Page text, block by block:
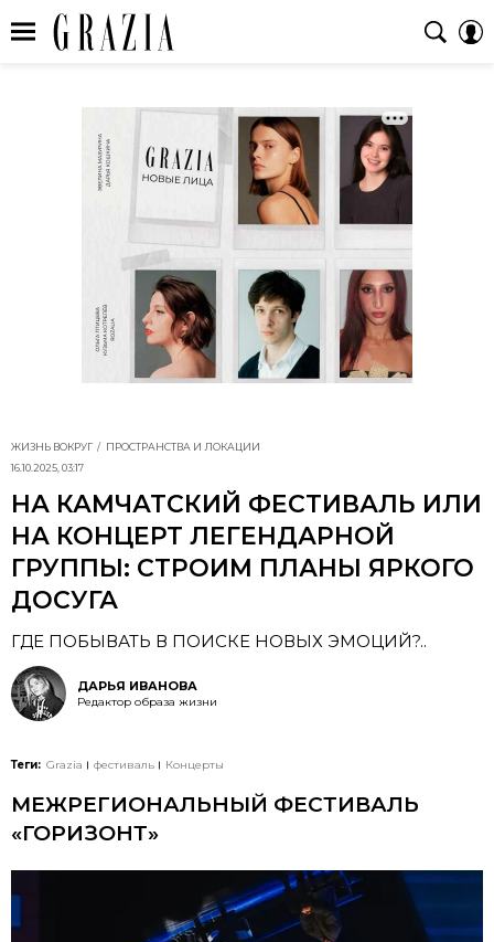
ЖИЗНЬ ВОКРУГ
ПРОСТРАНСТВА И ЛОКАЦИИ
16.10.2025, 03:17
НА КАМЧАТСКИЙ ФЕСТИВАЛЬ ИЛИ
НА КОНЦЕРТ ЛЕГЕНДАРНОЙ
ГРУППЫ: СТРОИМ ПЛАНЫ ЯРКОГО
ДОСУГА
ГДЕ ПОБЫВАТЬ В ПОИСКЕ НОВЫХ ЭМОЦИЙ?..
ДАРЬЯ ИВАНОВА
Редактор образа жизни
Теги: Grazia фестиваль Концерты
МЕЖРЕГИОНАЛЬНЫЙ ФЕСТИВАЛЬ
«ГОРИЗОНТ»